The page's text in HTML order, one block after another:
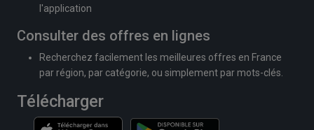
l'application
Consulter des offres en lignes
Recherchez facilement les meilleures offres en France
par région, par catégorie, ou simplement par mots-clés.
Télécharger